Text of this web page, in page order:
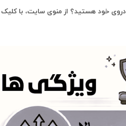
خود هستید؟ از منوی سایت، با